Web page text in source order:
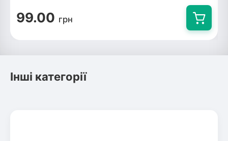
99.00 грн
Інші категорії